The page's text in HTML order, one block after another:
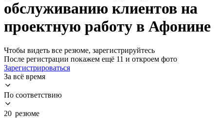
обслуживанию клиентов на
проектную работу в Афонине
Чтобы видеть все резюме, зарегистрируйтесь
После регистрации покажем ещё 11 и откроем фото
Зарегистрироваться
За всё время
По соответствию
20 резюме